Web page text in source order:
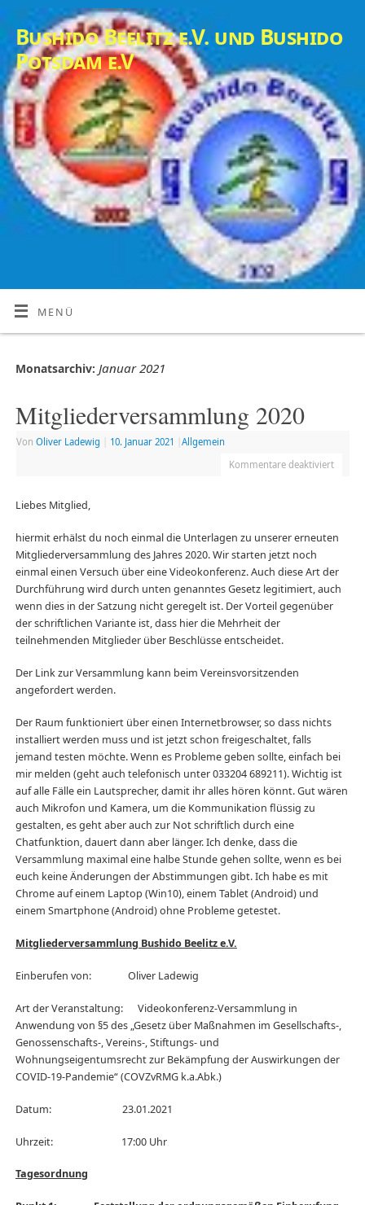
Bushido Beelitz e.V. und Bushido
Potsdam e.V
MENÜ
Monatsarchiv: Januar 2021
Mitgliederversammlung 2020
Von Oliver Ladewig 10. Januar 2021
Allgemein
Kommentare deaktiviert
Liebes Mitglied,
hiermit erhälst du noch einmal die Unterlagen zu unserer erneuten
Mitgliederversammlung des Jahres 2020. Wir starten jetzt noch
einmal einen Versuch über eine Videokonferenz. Auch diese Art der
Durchführung wird durch unten genanntes Gesetz legitimiert, auch
wenn dies in der Satzung nicht geregelt ist. Der Vorteil gegenüber
der schriftlichen Variante ist, dass hier die Mehrheit der
teilnehmenden Mitglieder über Beschlüsse entscheidet.
Der Link zur Versammlung kann beim Vereinsvorsitzenden
angefordert werden.
Der Raum funktioniert über einen Internetbrowser, so dass nichts
installiert werden muss und ist jetzt schon freigeschaltet, falls
jemand testen möchte. Wenn es Probleme geben sollte, einfach bei
mir melden (geht auch telefonisch unter 033204 689211). Wichtig ist
auf alle Fälle ein Lautsprecher, damit ihr alles hören könnt. Gut wären
auch Mikrofon und Kamera, um die Kommunikation flüssig zu
gestalten, es geht aber auch zur Not schriftlich durch eine
Chatfunktion, dauert dann aber länger. Ich denke, dass die
Versammlung maximal eine halbe Stunde gehen sollte, wenn es bei
euch keine Änderungen der Abstimmungen gibt. Ich habe es mit
Chrome auf einem Laptop (Win10), einem Tablet (Android) und
einem Smartphone (Android) ohne Probleme getestet.
Mitgliederversammlung Bushido Beelitz e.V.
Einberufen von: Oliver Ladewig
Art der Veranstaltung: Videokonferenz-Versammlung in
Anwendung von §5 des „Gesetz über Maßnahmen im Gesellschafts-,
Genossenschafts-, Vereins-, Stiftungs- und
Wohnungseigentumsrecht zur Bekämpfung der Auswirkungen der
COVID-19-Pandemie“ (COVZvRMG k.a.Abk.)
Datum: 23.01.2021
Uhrzeit: 17:00 Uhr
Tagesordnung